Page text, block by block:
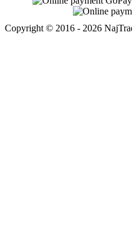
Copyright © 2016 - 2026